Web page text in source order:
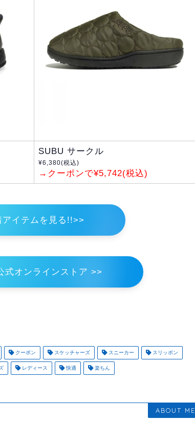
SUBU サークル
¥6,380(税込)
→クーポンで¥5,742(税込)
アイテムを見る!!>>
式オンラインストア >>
クーポン スケッチャーズ スニーカー スリッポン
レディース 快適 楽ちん
ABOUT ME